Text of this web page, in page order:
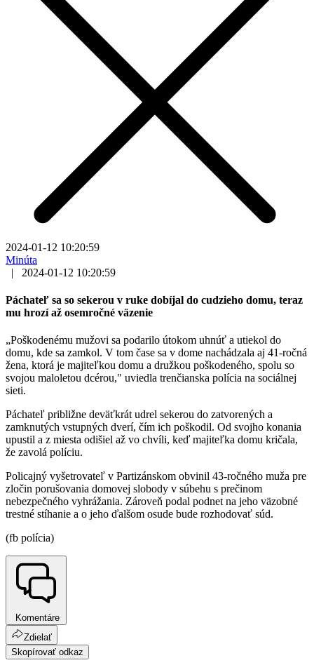
2024-01-12 10:20:59
Minúta
|
2024-01-12 10:20:59
Páchateľ sa so sekerou v ruke dobíjal do cudzieho domu, teraz
mu hrozí až osemročné väzenie
„Poškodenému mužovi sa podarilo útokom uhnúť a utiekol do
domu, kde sa zamkol. V tom čase sa v dome nachádzala aj 41-ročná
žena, ktorá je majiteľkou domu a družkou poškodeného, spolu so
svojou maloletou dcérou," uviedla trenčianska polícia na sociálnej
sieti.
Páchateľ približne deväťkrát udrel sekerou do zatvorených a
zamknutých vstupných dverí, čím ich poškodil. Od svojho konania
upustil a z miesta odišiel až vo chvíli, keď majiteľka domu kričala,
že zavolá políciu.
Policajný vyšetrovateľ v Partizánskom obvinil 43-ročného muža pre
zločin porušovania domovej slobody v súbehu s prečinom
nebezpečného vyhrážania. Zároveň podal podnet na jeho väzobné
trestné stíhanie a o jeho ďalšom osude bude rozhodovať súd.
(fb polícia)
Komentáre
Zdielať
Skopírovať odkaz